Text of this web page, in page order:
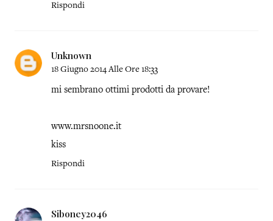
Rispondi
Unknown
18 Giugno 2014 Alle Ore 18:33
mi sembrano ottimi prodotti da provare!
www.mrsnoone.it
kiss
Rispondi
Siboney2046